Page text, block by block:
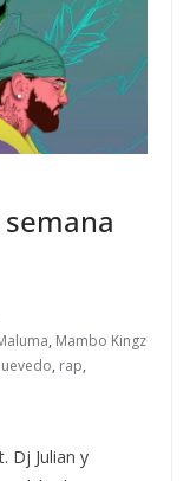
, Mambo Kingz
, rap,
Dj Julian y